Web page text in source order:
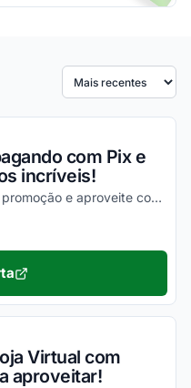
Ordenar por
com Pix e
incríveis!
Confira todos os detalhes dessa promoção e aproveite com as melhores vantagens possíveis!
Virtual com
aproveitar!